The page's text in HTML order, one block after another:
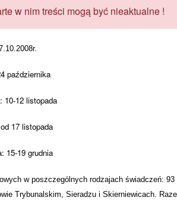
w nim treści mogą być nieaktualne !
października
: 10-12 listopada
17 listopada
: 15-19 grudnia
w poszczególnych rodzajach świadczeń:
Trybunalskim, Sieradzu i Skierniewicach.